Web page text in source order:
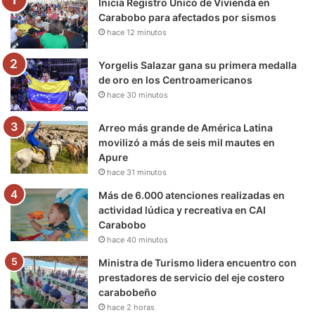
o
k
r
e
r
m
a
Inicia Registro Único de Vivienda en
Carabobo para afectados por sismos
hace 12 minutos
Yorgelis Salazar gana su primera medalla
de oro en los Centroamericanos
hace 30 minutos
Arreo más grande de América Latina
movilizó a más de seis mil mautes en
Apure
hace 31 minutos
Más de 6.000 atenciones realizadas en
actividad lúdica y recreativa en CAI
Carabobo
hace 40 minutos
Ministra de Turismo lidera encuentro con
prestadores de servicio del eje costero
carabobeño
hace 2 horas